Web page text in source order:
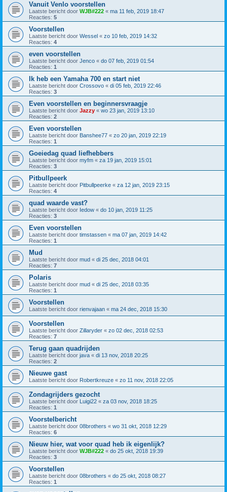
Vanuit Venlo voorstellen
Laatste bericht door WJB#222 « ma 11 feb, 2019 18:47
Reacties: 5
Voorstellen
Laatste bericht door Wessel « zo 10 feb, 2019 14:32
Reacties: 4
even voorstellen
Laatste bericht door Jenco « do 07 feb, 2019 01:54
Reacties: 1
Ik heb een Yamaha 700 en start niet
Laatste bericht door Crossovo « di 05 feb, 2019 22:46
Reacties: 3
Even voorstellen en beginnersvraagje
Laatste bericht door Jazzy « wo 23 jan, 2019 13:10
Reacties: 2
Even voorstellen
Laatste bericht door Banshee77 « zo 20 jan, 2019 22:19
Reacties: 1
Goeiedag quad liefhebbers
Laatste bericht door myfm « za 19 jan, 2019 15:01
Reacties: 3
Pitbullpeerk
Laatste bericht door Pitbullpeerke « za 12 jan, 2019 23:15
Reacties: 4
quad waarde vast?
Laatste bericht door Iedow « do 10 jan, 2019 11:25
Reacties: 3
Even voorstellen
Laatste bericht door timstassen « ma 07 jan, 2019 14:42
Reacties: 1
Mud
Laatste bericht door mud « di 25 dec, 2018 04:01
Reacties: 7
Polaris
Laatste bericht door mud « di 25 dec, 2018 03:35
Reacties: 1
Voorstellen
Laatste bericht door rienvajaan « ma 24 dec, 2018 15:30
Voorstellen
Laatste bericht door Zillaryder « zo 02 dec, 2018 02:53
Reacties: 7
Terug gaan quadrijden
Laatste bericht door java « di 13 nov, 2018 20:25
Reacties: 2
Nieuwe gast
Laatste bericht door Robertkreuze « zo 11 nov, 2018 22:05
Zondagrijders gezocht
Laatste bericht door Luigi22 « za 03 nov, 2018 18:25
Reacties: 1
Voorstelbericht
Laatste bericht door 08brothers « wo 31 okt, 2018 12:29
Reacties: 6
Nieuw hier, wat voor quad heb ik eigenlijk?
Laatste bericht door WJB#222 « do 25 okt, 2018 19:39
Reacties: 3
Voorstellen
Laatste bericht door 08brothers « do 25 okt, 2018 08:27
Reacties: 1